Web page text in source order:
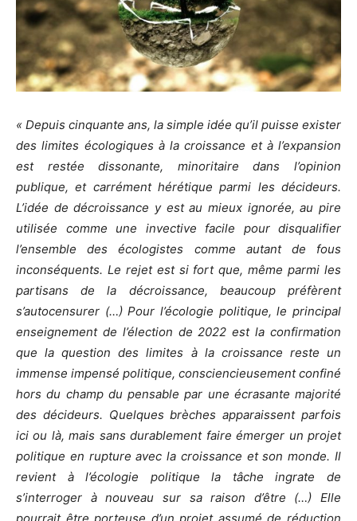
« Depuis cinquante ans, la simple idée qu’il puisse exister
des limites écologiques à la croissance et à l’expansion
est restée dissonante, minoritaire dans l’opinion
publique, et carrément hérétique parmi les décideurs.
L’idée de décroissance y est au mieux ignorée, au pire
utilisée comme une invective facile pour disqualifier
l’ensemble des écologistes comme autant de fous
inconséquents. Le rejet est si fort que, même parmi les
partisans de la décroissance, beaucoup préfèrent
s’autocensurer (…) Pour l’écologie politique, le principal
enseignement de l’élection de 2022 est la confirmation
que la question des limites à la croissance reste un
immense impensé politique, consciencieusement confiné
hors du champ du pensable par une écrasante majorité
des décideurs. Quelques brèches apparaissent parfois
ici ou là, mais sans durablement faire émerger un projet
politique en rupture avec la croissance et son monde. Il
revient à l’écologie politique la tâche ingrate de
s’interroger à nouveau sur sa raison d’être (…) Elle